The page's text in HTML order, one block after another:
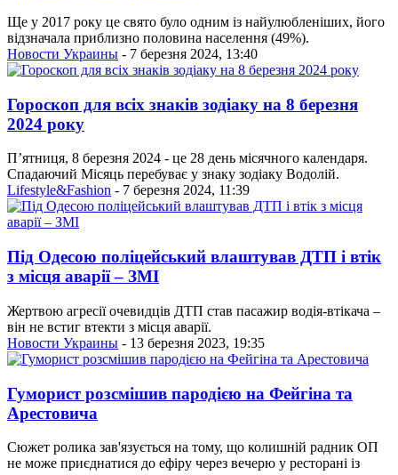
Ще у 2017 року це свято було одним із найулюбленіших, його
відзначала приблизно половина населення (49%).
Новости Украины - 7 березня 2024, 13:40
Гороскоп для всіх знаків зодіаку на 8 березня
2024 року
П’ятниця, 8 березня 2024 - це 28 день місячного календаря.
Спадаючий Місяць перебуває у знаку зодіаку Водолій.
Lifestyle&Fashion - 7 березня 2024, 11:39
Під Одесою поліцейський влаштував ДТП і втік
з місця аварії – ЗМІ
Жертвою агресії очевидців ДТП став пасажир водія-втікача –
він не встиг втекти з місця аварії.
Новости Украины - 13 березня 2023, 19:35
Гуморист розсмішив пародією на Фейгіна та
Арестовича
Сюжет ролика зав'язується на тому, що колишній радник ОП
не може приєднатися до ефіру через вечерю у ресторані із